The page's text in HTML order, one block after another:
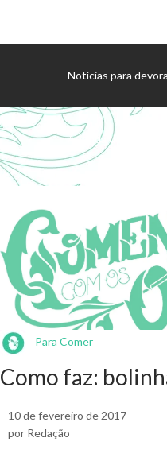
Notícias para
Agenda de eventos
Para Comer
Como faz:
10 de fevereiro de 2017
por Redação